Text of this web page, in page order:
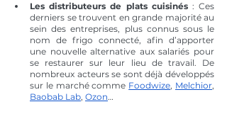
Les distributeurs de plats cuisinés : Ces
derniers se trouvent en grande majorité au
sein des entreprises, plus connus sous le
nom de frigo connecté, afin d’apporter
une nouvelle alternative aux salariés pour
se restaurer sur leur lieu de travail. De
nombreux acteurs se sont déjà développés
sur le marché comme Foodwize, Melchior
Baobab Lab, Ozon…